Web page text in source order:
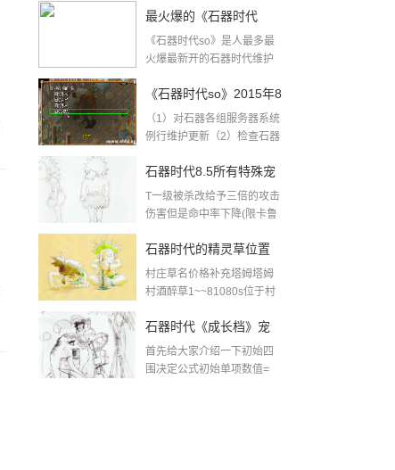
最火爆的《石器时代
so》2015年9月15日周
护更新预告
《石器时代so》是人最多最
火爆最新开的石器时代维护
《石器时代so》2015年8
月11日周二早上5:10-
（1）对石器各组服务器系统
例行维护更新（2）检查石器
石器时代8.5所有特殊宠
技能大全
T一级被杀改给予三倍的攻击
伤害但是命中率下降(限卡鲁
石器时代的精灵草位置
村庄草名价格补充塔姆塔姆
村酒醉草1~~81080s位于村
石器时代《成长档》宠
物初始四围之谜
首先给大家介绍一下初始四
围决定公式初始单项数值=